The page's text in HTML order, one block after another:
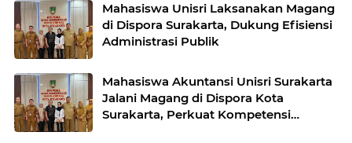
Mahasiswa Unisri Laksanakan Magang
di Dispora Surakarta, Dukung Efisiensi
Administrasi Publik
Mahasiswa Akuntansi Unisri Surakarta
Jalani Magang di Dispora Kota
Surakarta, Perkuat Kompetensi